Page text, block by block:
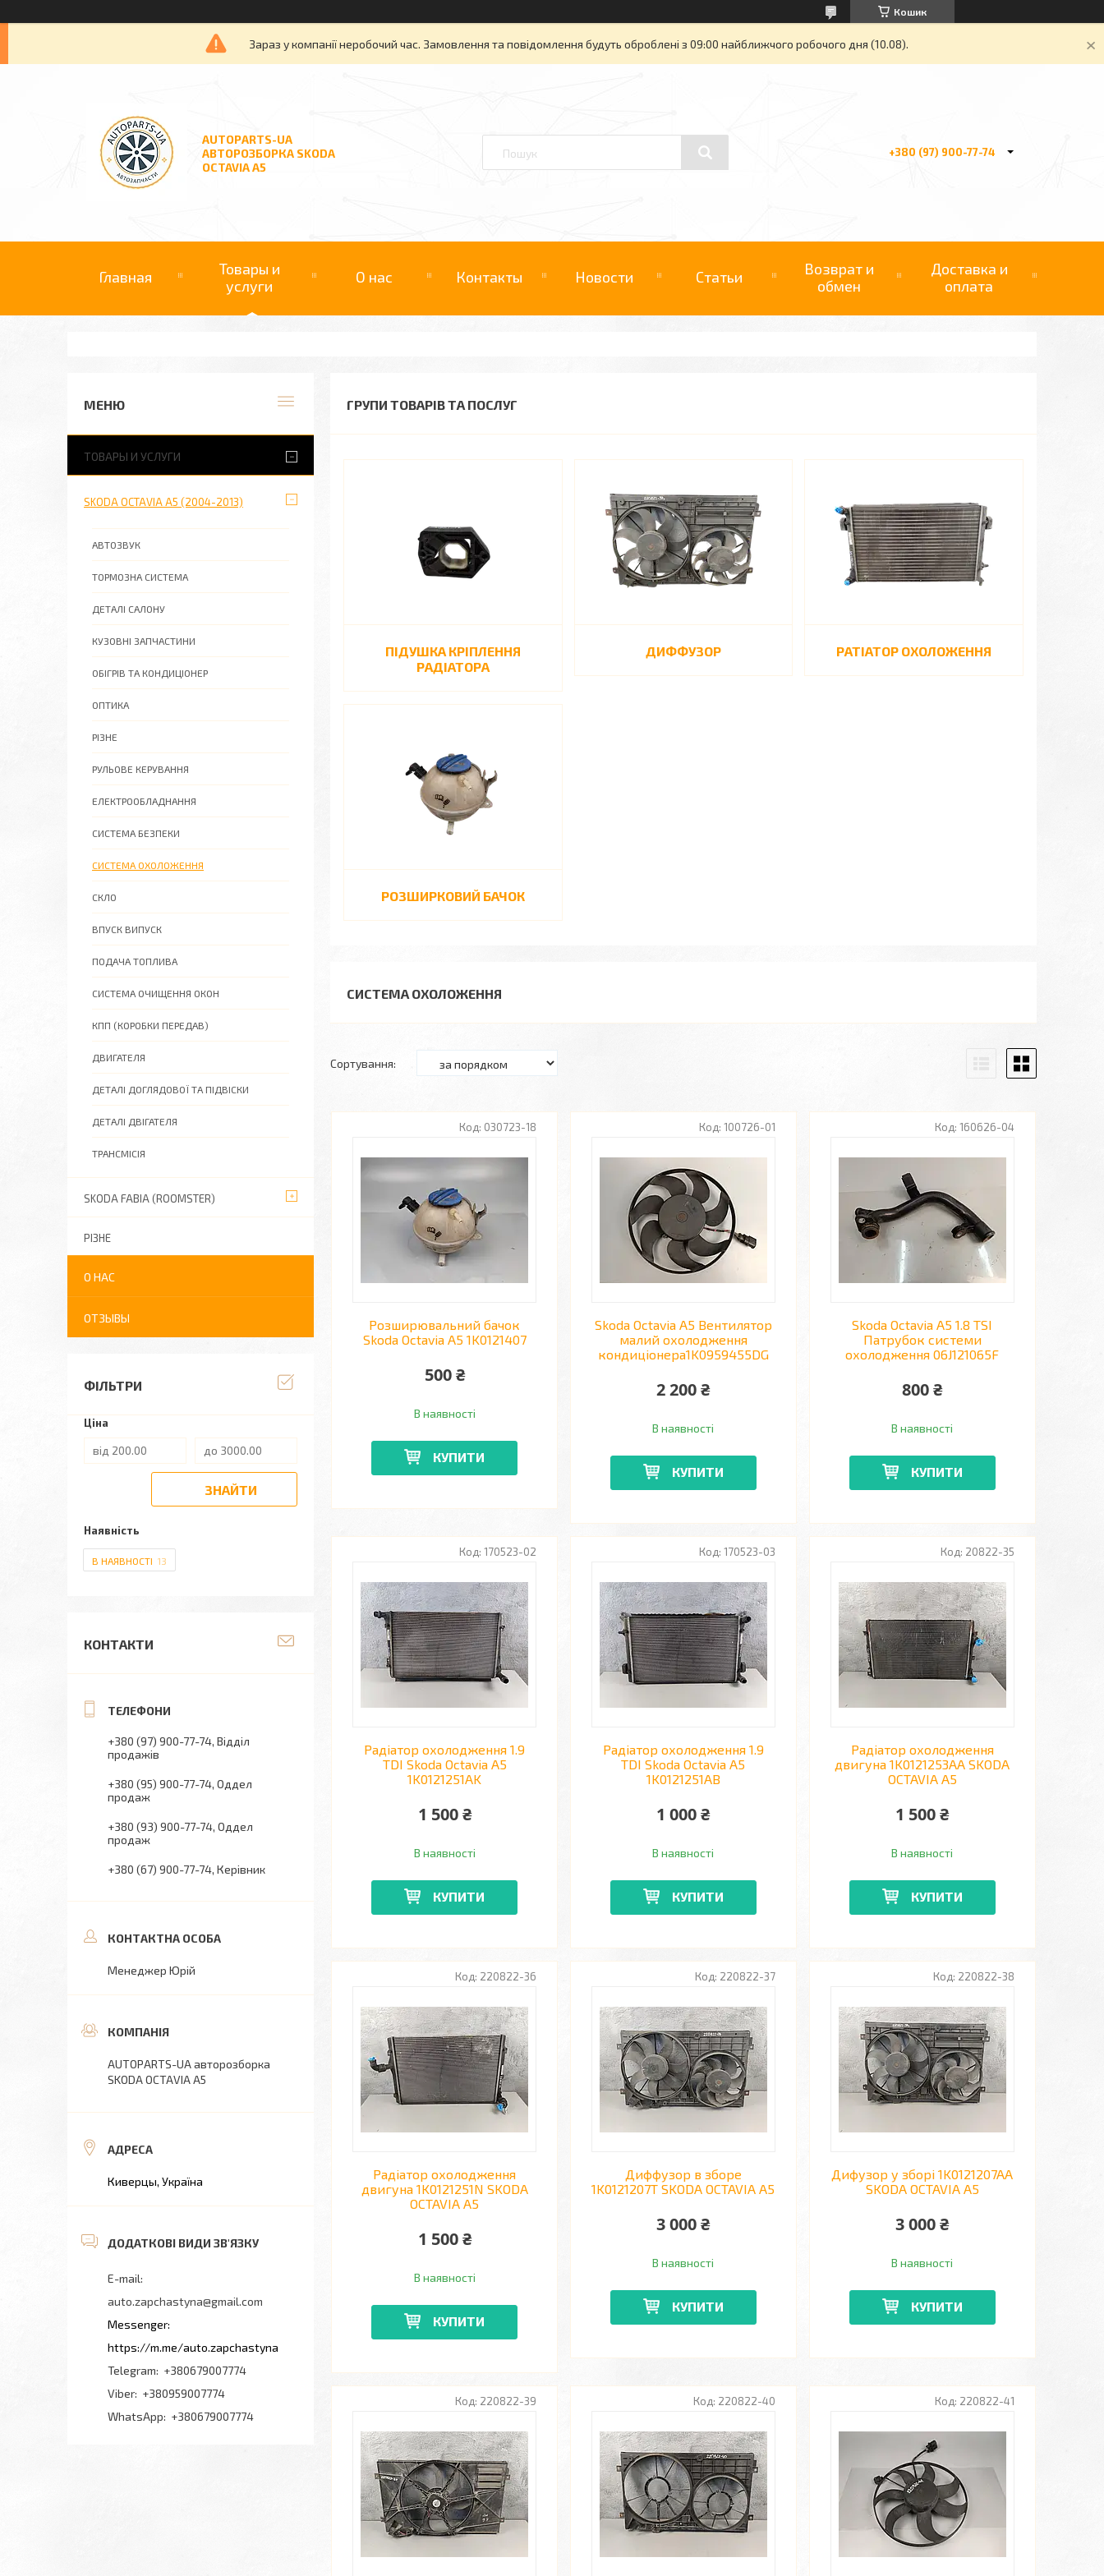
Кошик
Зараз у компанії неробочий час. Замовлення та повідомлення будуть оброблені з 09:00 найближчого робочого дня (10.08).
AUTOPARTS-UA
АВТОРОЗБОРКА SKODA
OCTAVIA A5
+380 (97) 900-77-74
Главная
Товары и
услуги
О нас Контакты Новости Статьи
Возврат и
обмен
Доставка и
оплата
ГРУПИ ТОВАРІВ ТА ПОСЛУГ
ПІДУШКА КРІПЛЕННЯ
РАДІАТОРА
ДИФФУЗОР РАТІАТОР ОХОЛОЖЕННЯ
РОЗШИРКОВИЙ БАЧОК
СИСТЕМА ОХОЛОЖЕННЯ
030723-18
Розширювальний бачок
Skoda Octavia A5 1K0121407
500 ₴
В наявності
КУПИТИ
100726-01
Skoda Octavia A5 Вентилятор
малий охолодження
кондиціонера1K0959455DG
2 200 ₴
В наявності
КУПИТИ
160626-04
Skoda Octavia A5 1.8 TSI
Патрубок системи
охолодження 06J121065F
800 ₴
В наявності
КУПИТИ
170523-02
Радіатор охолодження 1.9
TDI Skoda Octavia A5
1K0121251AK
1 500 ₴
В наявності
КУПИТИ
170523-03
Радіатор охолодження 1.9
TDI Skoda Octavia A5
1K0121251AB
1 000 ₴
В наявності
КУПИТИ
20822-35
Радіатор охолодження
двигуна 1K0121253AA SKODA
OCTAVIA A5
1 500 ₴
В наявності
КУПИТИ
220822-36
Радіатор охолодження
двигуна 1K0121251N SKODA
OCTAVIA A5
1 500 ₴
В наявності
КУПИТИ
220822-37
Диффузор в зборе
1K0121207T SKODA OCTAVIA A5
3 000 ₴
В наявності
КУПИТИ
220822-38
Дифузор у зборі 1K0121207AA
SKODA OCTAVIA A5
3 000 ₴
В наявності
КУПИТИ
220822-39 220822-40 220822-41
ТОВАРЫ И УСЛУГИ
SKODA OCTAVIA A5 (2004-2013)
АВТОЗВУК
ТОРМОЗНА СИСТЕМА
ДЕТАЛІ САЛОНУ
КУЗОВНІ ЗАПЧАСТИНИ
ОБІГРІВ ТА КОНДИЦІОНЕР
ОПТИКА
РІЗНЕ
РУЛЬОВЕ КЕРУВАННЯ
ЕЛЕКТРООБЛАДНАННЯ
СИСТЕМА БЕЗПЕКИ
СИСТЕМА ОХОЛОЖЕННЯ
СКЛО
ВПУСК ВИПУСК
ПОДАЧА ТОПЛИВА
СИСТЕМА ОЧИЩЕННЯ ОКОН
КПП (КОРОБКИ ПЕРЕДАВ)
ДВИГАТЕЛЯ
ДЕТАЛІ ДОГЛЯДОВОЇ ТА ПІДВІСКИ
ДЕТАЛІ ДВІГАТЕЛЯ
ТРАНСМІСІЯ
SKODA FABIA (ROOMSTER)
РІЗНЕ
О НАС
ОТЗЫВЫ
ФІЛЬТРИ
Ціна
ЗНАЙТИ
Наявність
В НАЯВНОСТІ 13
КОНТАКТИ
+380 (97) 900-77-74 Відділ
продажів
+380 (95) 900-77-74 Оддел
продаж
+380 (93) 900-77-74 Оддел
продаж
+380 (67) 900-77-74 Керівник
Менеджер Юрій
AUTOPARTS-UA авторозборка
SKODA OCTAVIA A5
Киверцы, Україна
auto.zapchastyna@gmail.com
https://m.me/auto.zapchastyna
+380679007774
+380959007774
+380679007774